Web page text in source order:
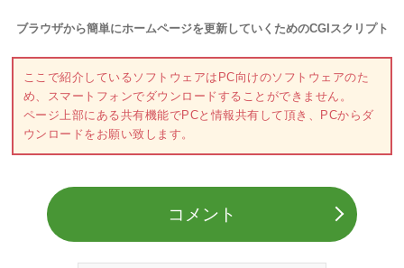
ブラウザから簡単にホームページを更新していくためのCGIスクリプト
ここで紹介しているソフトウェアはPC向けのソフトウェアのた
め、スマートフォンでダウンロードすることができません。
ページ上部にある共有機能でPCと情報共有して頂き、PCからダ
ウンロードをお願い致します。
コメント